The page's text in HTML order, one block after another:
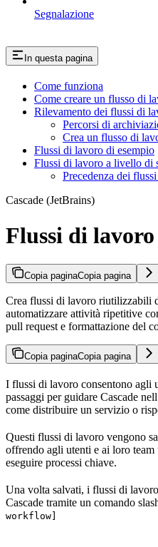
Segnalazione
In questa pagina
Come funziona
Come creare un flusso di
Rilevamento dei flussi di
Percorsi di
Crea un flusso di
Flussi di lavoro di esempio
Flussi di lavoro a livello di
Precedenza dei
Cascade (JetBrains)
Flussi di lavoro
Copia paginaCopia pagina
Crea flussi di lavoro riutilizzabili
automatizzare attività ripetitive
pull request e formattazione del
Copia paginaCopia pagina
I flussi di lavoro consentono agli
passaggi per guidare Cascade
come distribuire un servizio o
Questi flussi di lavoro vengono
offrendo agli utenti e ai loro
eseguire processi chiave.
Una volta salvati, i flussi di
Cascade tramite un comando
workflow]